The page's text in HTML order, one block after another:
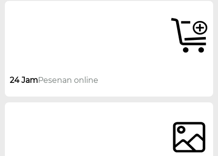
24 JamPesenan online